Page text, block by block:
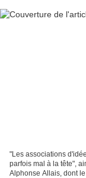
"Les associations
parfois mal à la tête",
Alphonse Allais, dont